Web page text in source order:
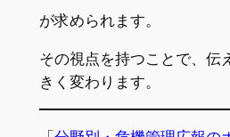
が求められます。
その視点を持つことで、伝
きく変わります。